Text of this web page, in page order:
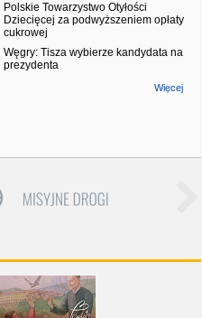
Polskie Towarzystwo Otyłości
Dziecięcej za podwyższeniem opłaty
cukrowej
Węgry: Tisza wybierze kandydata na
prezydenta
Więcej